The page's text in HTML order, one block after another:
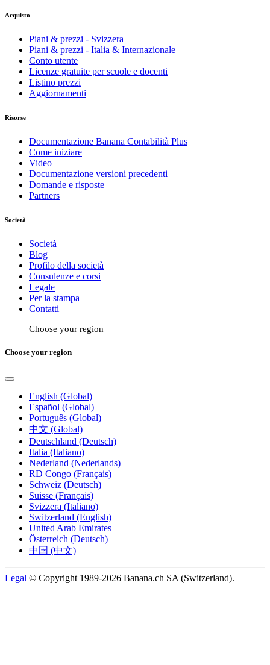
Acquisto
Piani & prezzi - Svizzera
Piani & prezzi - Italia & Internazionale
Conto utente
Licenze gratuite per scuole e docenti
Listino prezzi
Aggiornamenti
Risorse
Documentazione Banana Contabilità Plus
Come iniziare
Video
Documentazione versioni precedenti
Domande e risposte
Partners
Società
Società
Blog
Profilo della società
Consulenze e corsi
Legale
Per la stampa
Contatti
Choose your region
Choose your region
English (Global)
Español (Global)
Português (Global)
中文 (Global)
Deutschland (Deutsch)
Italia (Italiano)
Nederland (Nederlands)
RD Congo (Français)
Schweiz (Deutsch)
Suisse (Français)
Svizzera (Italiano)
Switzerland (English)
United Arab Emirates
Österreich (Deutsch)
中国 (中文)
Legal © Copyright 1989-2026 Banana.ch SA (Switzerland).